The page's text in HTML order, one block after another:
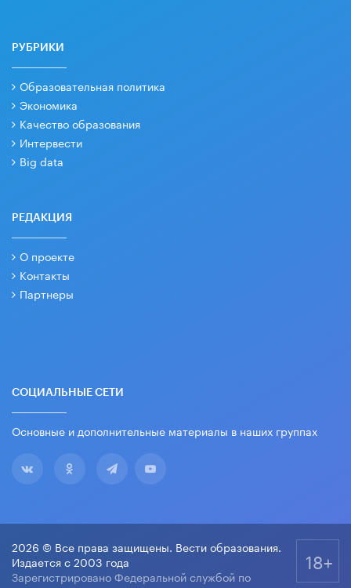
РУБРИКИ
Образовательная политика
Экономика
Качество образования
Интервести
Big data
РЕДАКЦИЯ
О проекте
Контакты
Партнеры
СОЦИАЛЬНЫЕ СЕТИ
Основные и дополнительные материалы в наших группах
2026 © Все права защищены. Вести образования.
Издается с 2003 года
Зарегистрировано Федеральной службой по
18+